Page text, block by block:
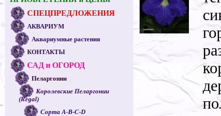
СПЕЦПРЕДЛОЖЕНИЯ
АКВАРИУМ
Аквариумные растения
КОНТАКТЫ
САД и ОГОРОД
Пеларгонии
Королевские Пеларгонии
(Regal)
Сорта A-B-C-D